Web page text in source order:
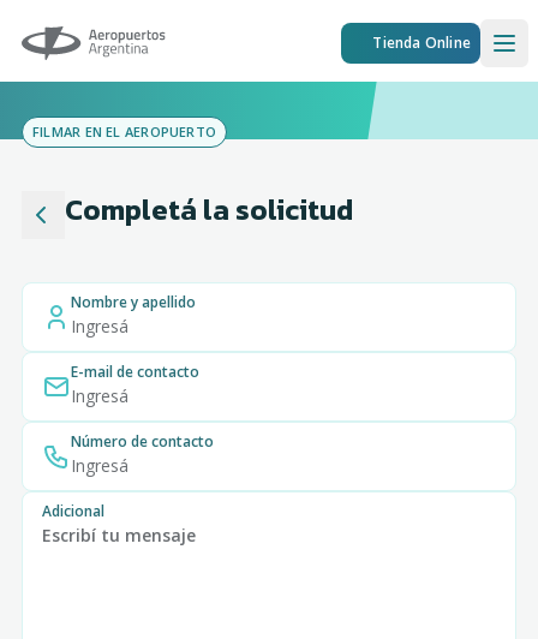
Aeropuertos Argentina Tienda Online
FILMAR EN EL AEROPUERTO
Completá la solicitud
Nombre y apellido
E-mail de contacto
Número de contacto
Adicional